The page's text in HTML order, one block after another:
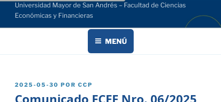
Universidad Mayor de San Andrés – Facultad de Ciencias
Económicas y Financieras
MENÚ
PUBLICADO
2025-05-30 POR CCP